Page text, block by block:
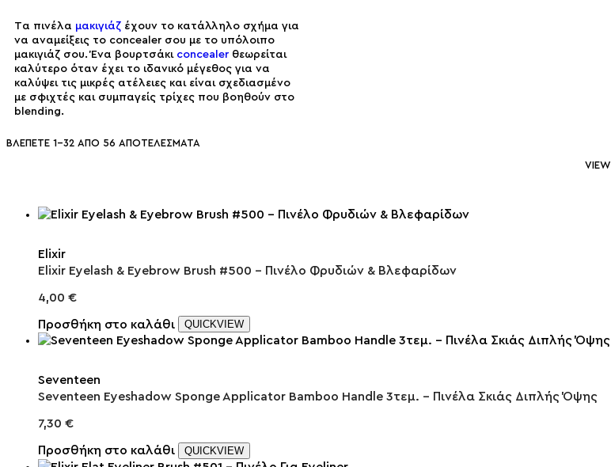
Tα πινέλα μακιγιάζ έχουν το κατάλληλο σχήμα για
να αναμείξεις το concealer σου με το υπόλοιπο
μακιγιάζ σου. Ένα βουρτσάκι concealer θεωρείται
καλύτερο όταν έχει το ιδανικό μέγεθος για να
καλύψει τις μικρές ατέλειες και είναι σχεδιασμένο
με σφιχτές και συμπαγείς τρίχες που βοηθούν στο
blending.
ΒΛΈΠΕΤΕ 1–32 ΑΠΌ 56 ΑΠΟΤΕΛΈΣΜΑΤΑ
VIEW
Elixir
Elixir Eyelash & Eyebrow Brush #500 – Πινέλο Φρυδιών & Βλεφαρίδων
4,00 €
Προσθήκη στο καλάθι QUICKVIEW
Seventeen
Seventeen Eyeshadow Sponge Applicator Bamboo Handle 3τεμ. – Πινέλα Σκιάς Διπλής Όψης
7,30 €
Προσθήκη στο καλάθι QUICKVIEW